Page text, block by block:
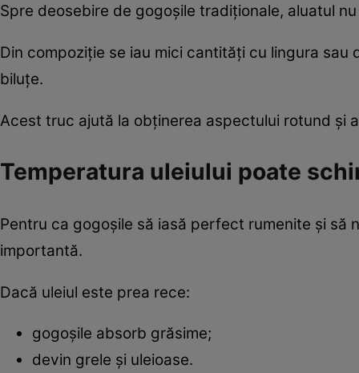
Spre deosebire de gogoșile tradiționale, aluatul
Din compoziție se iau mici cantități cu lingura sau
biluțe.
Acest truc ajută la obținerea aspectului rotund și
Temperatura uleiului poate
Pentru ca gogoșile să iasă perfect rumenite și să
importantă.
Dacă uleiul este prea rece:
gogoșile absorb grăsime;
devin grele și uleioase.